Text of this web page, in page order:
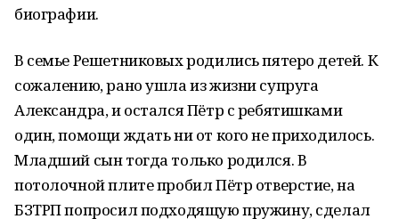
биографии.
В семье Решетниковых родились пятеро детей. К
сожалению, рано ушла из жизни супруга
Александра, и остался Пётр с ребятишками
один, помощи ждать ни от кого не приходилось.
Младший сын тогда только родился. В
потолочной плите пробил Пётр отверстие, на
БЗТРП попросил подходящую пружину, сделал